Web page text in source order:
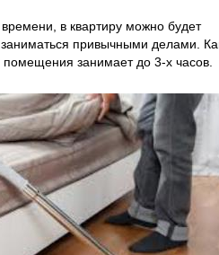
в квартиру можно будет
привычными делами.
занимает до 3-х часов.